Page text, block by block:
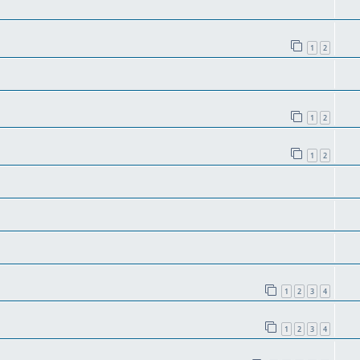
1 2
1 2
1 2
1 2 3 4
1 2 3 4